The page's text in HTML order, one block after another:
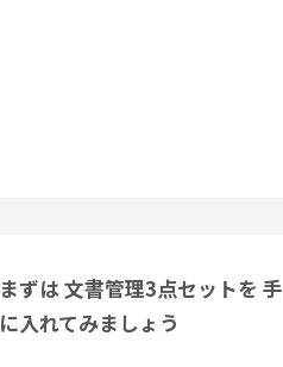
まずは 文書管理3点セットを 手
に入れてみましょう